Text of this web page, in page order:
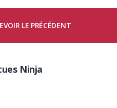
LE PRÉCÉDENT
Ninja